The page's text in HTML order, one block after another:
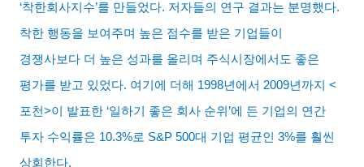
‘착한회사지수’를 만들었다. 저자들의 연구 결과는 분명했다.
착한 행동을 보여주며 높은 점수를 받은 기업들이
경쟁사보다 더 높은 성과를 올리며 주식시장에서도 좋은
평가를 받고 있었다. 여기에 더해 1998년에서 2009년까지 <
포천>이 발표한 ‘일하기 좋은 회사 순위 ’에 든 기업의 연간
투자 수익률은 10.3%로 S&P 500대 기업 평균인 3%를 훨씬
상회한다.